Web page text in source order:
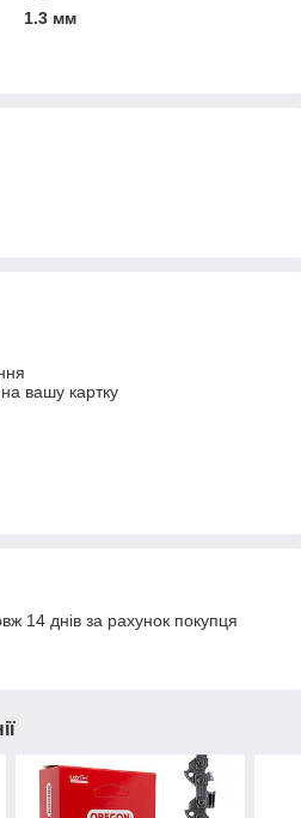
1.3 мм
вашу картку
14 днів за рахунок покупця